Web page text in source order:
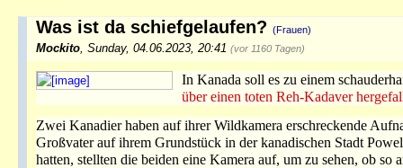
Was ist da schiefgelaufen? (Frauen)
Mockito Sunday, 04.06.2023, 20:41 (vor 1160 Tagen)
In Kanada soll es zu einem
über einen toten Reh-Kadaver
Zwei Kanadier haben auf ihrer Wildkamera erschreckende
Großvater auf ihrem Grundstück in der kanadischen Stadt
hatten, stellten die beiden eine Kamera auf, um zu sehen, ob so